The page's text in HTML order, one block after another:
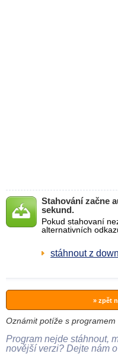
Stahování začne
sekund.
Pokud stahovaní
alternativních
stáhnout z
» zpět
Oznámit potíže s programem
Program nejde stáhnout,
novější verzi? Dejte nám